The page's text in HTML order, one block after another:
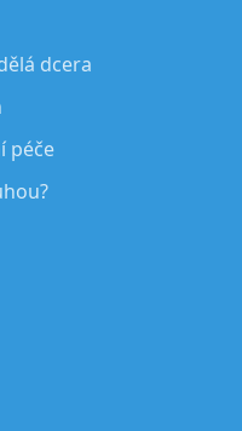
dcera
péče